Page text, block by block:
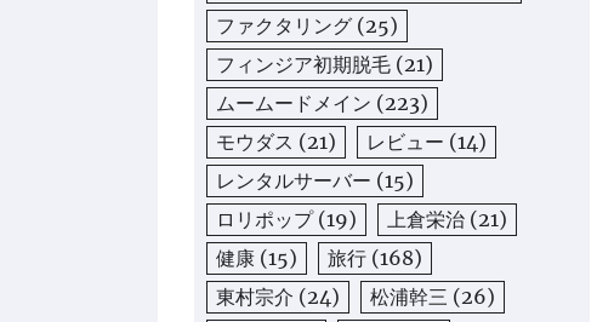
ファクタリング (25)
フィンジア初期脱毛 (21)
ムームードメイン (223)
モウダス (21) レビュー (14)
レンタルサーバー (15)
ロリポップ(19) 上倉栄治 (21)
健康 (15) 旅行 (168)
東村宗介 (24) 松浦幹三 (26)